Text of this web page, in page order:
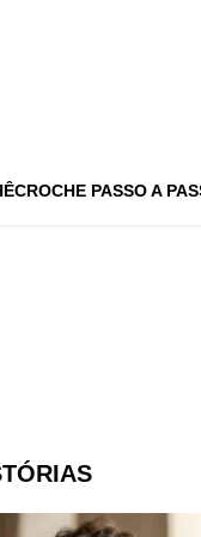
CROCHE PASSO A